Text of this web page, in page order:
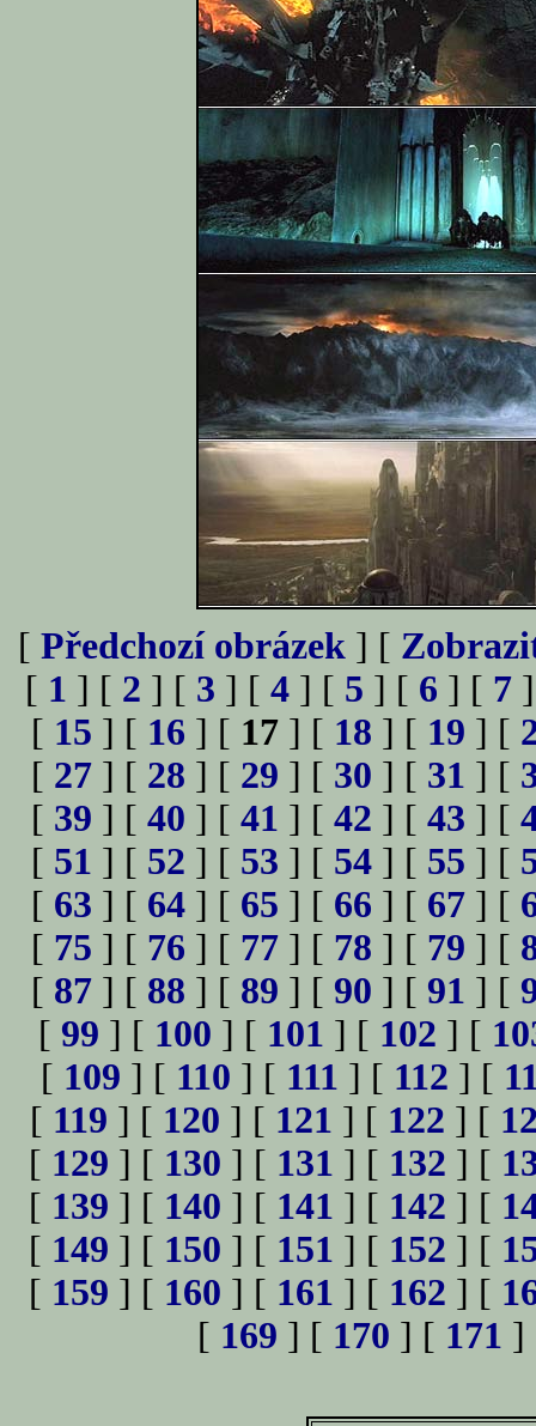
[ Předchozí obrázek ] [
[ 1 ] [ 2 ] [ 3 ] [ 4 ] [ 5 ] [ 6 ] [ 7
[ 15 ] [ 16 ] [ 17 ] [ 18 ] [ 19 ] [
[ 27 ] [ 28 ] [ 29 ] [ 30 ] [ 31 ] [
[ 39 ] [ 40 ] [ 41 ] [ 42 ] [ 43 ] [
[ 51 ] [ 52 ] [ 53 ] [ 54 ] [ 55 ] [
[ 63 ] [ 64 ] [ 65 ] [ 66 ] [ 67 ] [
[ 75 ] [ 76 ] [ 77 ] [ 78 ] [ 79 ] [
[ 87 ] [ 88 ] [ 89 ] [ 90 ] [ 91 ] [
[ 99 ] [ 100 ] [ 101 ] [ 102 ] [
[ 109 ] [ 110 ] [ 111 ] [ 112 ] [
[ 119 ] [ 120 ] [ 121 ] [ 122 ] [
[ 129 ] [ 130 ] [ 131 ] [ 132 ] [
[ 139 ] [ 140 ] [ 141 ] [ 142 ] [
[ 149 ] [ 150 ] [ 151 ] [ 152 ] [
[ 159 ] [ 160 ] [ 161 ] [ 162 ] [
[ 169 ] [ 170 ] [ 171 ]